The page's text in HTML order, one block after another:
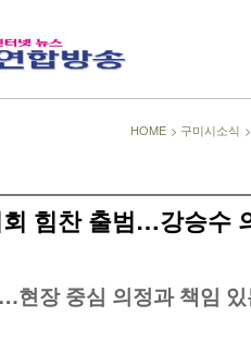
HOME > 구미시소식
힘찬 출범…강승수
현장 중심 의정과 책임 있